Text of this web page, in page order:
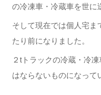
の冷凍車・冷蔵車を世に
そして現在では個人宅ま
たり前になりました。
２tトラックの冷蔵・冷
はならないものになって